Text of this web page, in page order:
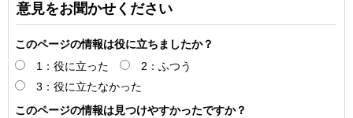
意見をお聞かせください
このページの情報は役に立ちましたか？
1：役に立った
2：ふつう
3：役に立たなかった
このページの情報は見つけやすかったですか？